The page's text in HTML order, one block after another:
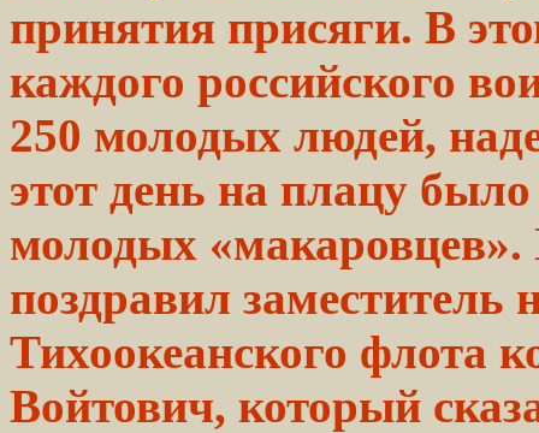
принятия присяги. В
каждого российского
250 молодых людей,
этот день на плацу
молодых «макаровцев».
поздравил заместитель
Тихоокеанского флота
Войтович, который